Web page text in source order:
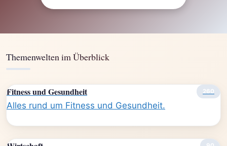
Themenwelten im Überblick
Fitness und Gesundheit 260
Alles rund um Fitness und Gesundheit.